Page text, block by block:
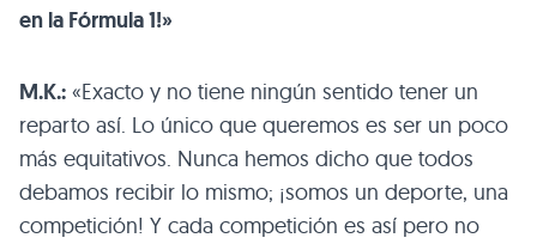
en la Fórmula 1!»
M.K.: «Exacto y no tiene ningún sentido tener un
reparto así. Lo único que queremos es ser un poco
más equitativos. Nunca hemos dicho que todos
debamos recibir lo mismo; ¡somos un deporte, una
competición! Y cada competición es así pero no